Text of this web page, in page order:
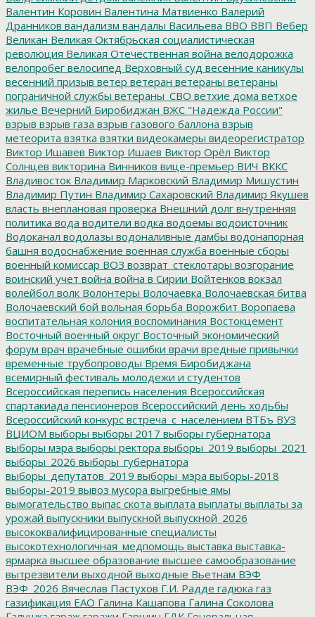
Валентин Коровин Валентина Матвиенко Валерий
Дранников вандализм вандалы Васильева ВВО ВВП Вебер
Великан Великая Октябрьская социалистическая
революция Великая Отечественная война велодорожка
велопробег велосипед Верховный суд весенние каникулы
весенний призыв ветер ветеран ветераны ветераны
пограничной службы ветераны_СВО ветхие дома ветхое
жилье Вечерний Биробиджан ВЖС "Надежда России"
взрыв взрыв газа взрыв газового баллона взрыв
метеорита взятка взятки видеокамеры видеорегистратор
Виктор Ишавев Виктор Ишаев Виктор Орёл Виктор
Солнцев викторина Винников вице-премьер ВИЧ ВККС
Владивосток Владимир Марковский Владимир Мишустин
Владимир Путин Владимир Сахаровский Владимир Якушев
власть внеплановая проверка Внешний долг внутренняя
политика вода водители водка водоемы водоисточник
Водоканал водолазы водоналивные дамбы водонапорная
башня водоснабжение военная служба военные сборы
военный комиссар ВОЗ возврат_стеклотары возгорание
воинский учет война война в Сирии Войтенков вокзал
волейбол волк Волонтеры Волочаевка Волочаевская битва
Волочаевский бой вольная борьба Ворожбит Воропаева
воспитательная колония воспоминания Востокцемент
Восточный военный округ Восточный экономический
форум врач врачебные ошибки врачи вредные привычки
временные трубопроводы Время Биробиджана
всемирный фестиваль молодежи и студентов
Всероссийская перепись населения Всероссийская
спартакиада пенсионеров Всероссийский день ходьбы
Всероссийский конкурс встреча_с_населением ВТБъ ВУЗ
ВЦИОМ выборы выборы 2017 выборы губернатора
выборы мэра выборы ректора выборы_2019 выборы_2021
выборы_2026 выборы_губернатора
выборы_депутатов_2019 выборы_мэра выборы-2018
выборы-2019 вывоз мусора выгребные ямы
вымогательство выпас скота выплата выплаты выплаты за
урожай выпускники выпускной выпускной_2026
высококвалифицированные специалисты
высокотехнологичная_медпомощь выставка выставка-
ярмарка высшее образование высшее самообразование
вытрезвители выходной выходные Вьетнам ВЭФ
ВЭФ_2026 Вячеслав Пастухов Г.И. Радде гадюка газ
газификация ЕАО Галина Кашапова Галина Соколова